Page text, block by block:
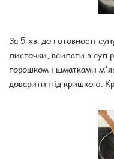
За 5 хв. до готовності
листочки, всипати в суп
горошком і шматками
доварити під кришкою.